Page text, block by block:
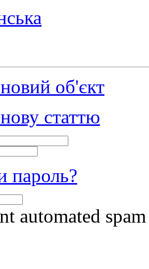
об'єкт
статтю
пароль?
automated